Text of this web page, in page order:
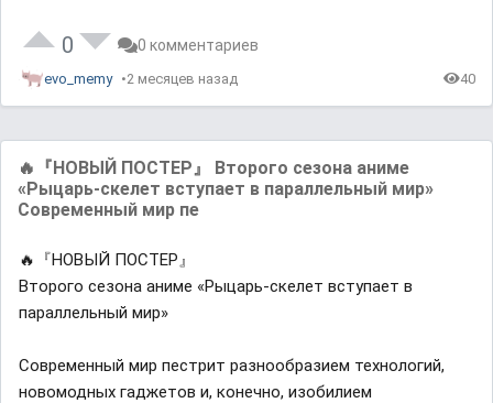
0 0 комментариев
evo_memy 2 месяцев назад 40
🔥『НОВЫЙ ПОСТЕР』 Второго сезона аниме
«Рыцарь-скелет вступает в параллельный мир»
Современный мир пе
🔥『НОВЫЙ ПОСТЕР』
Второго сезона аниме «Рыцарь-скелет вступает в
параллельный мир»
Современный мир пестрит разнообразием технологий,
новомодных гаджетов и, конечно, изобилием